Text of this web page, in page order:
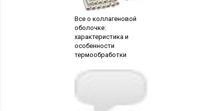
Все о коллагеновой
оболочке:
характеристика и
особенности
термообработки